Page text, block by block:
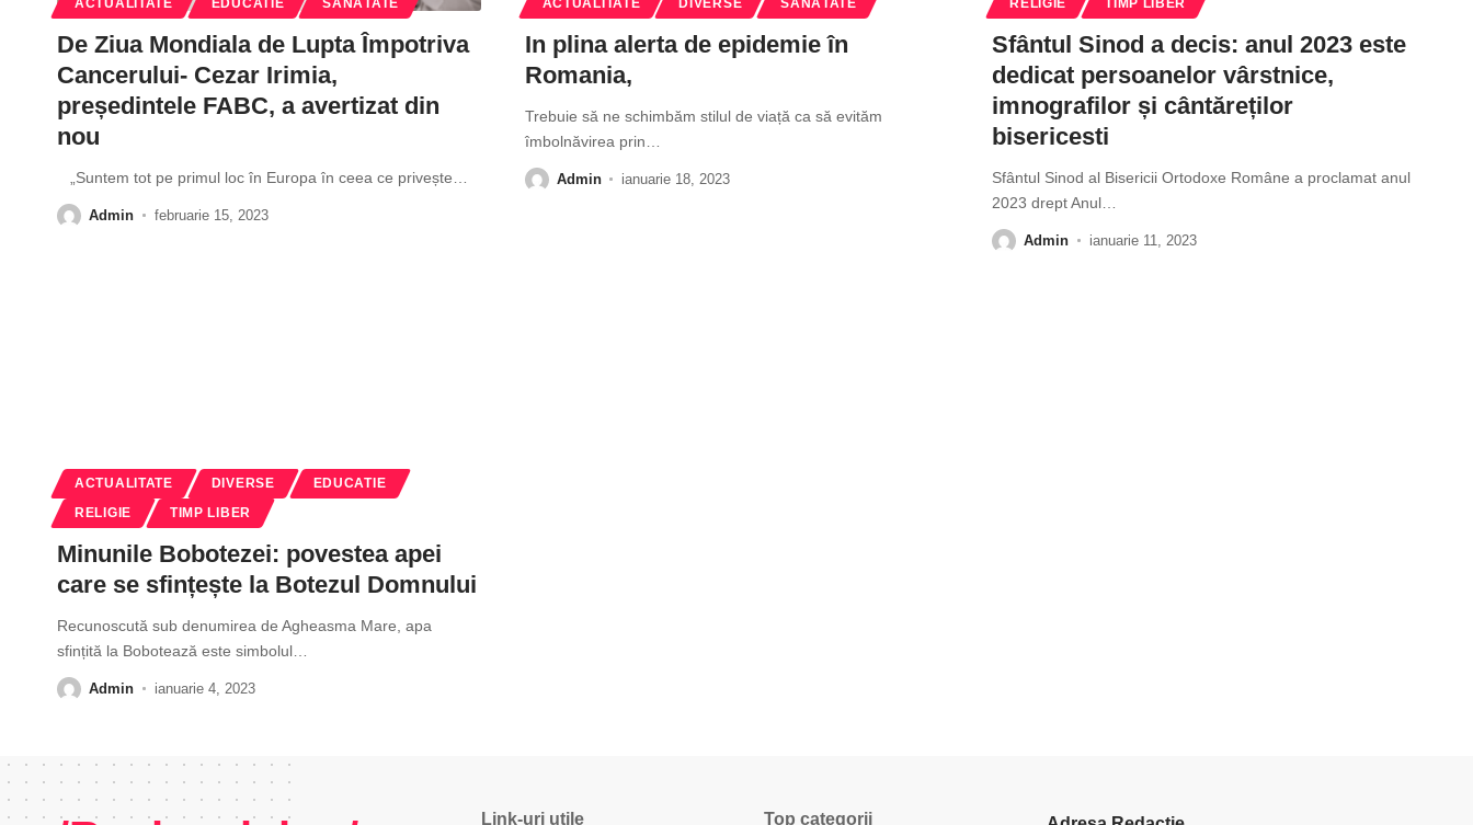
ACTUALITATE EDUCATIE SĂNĂTATE
De Ziua Mondiala de Lupta Împotriva
Cancerului- Cezar Irimia,
președintele FABC, a avertizat din
nou
„Suntem tot pe primul loc în Europa în ceea ce privește
Admin februarie 15, 2023
ACTUALITATE DIVERSE SĂNĂTATE
In plina alerta de epidemie în
Romania,
Trebuie să ne schimbăm stilul de viață ca să evităm
îmbolnăvirea prin
Admin ianuarie 18, 2023
RELIGIE TIMP LIBER
Sfântul Sinod a decis: anul 2023 este
dedicat persoanelor vârstnice,
imnografilor și cântăreților
bisericesti
Sfântul Sinod al Bisericii Ortodoxe Române a proclamat anul
2023 drept Anul
Admin ianuarie 11, 2023
ACTUALITATE DIVERSE EDUCATIE
RELIGIE TIMP LIBER
Minunile Bobotezei: povestea apei
care se sfințește la Botezul Domnului
Recunoscută sub denumirea de Agheasma Mare, apa
sfințită la Bobotează este simbolul
Admin ianuarie 4, 2023
Link-uri utile Top categorii